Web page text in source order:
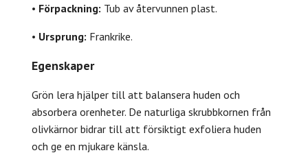
• Förpackning: Tub av återvunnen plast.
• Ursprung: Frankrike.
Egenskaper
Grön lera hjälper till att balansera huden och
absorbera orenheter. De naturliga skrubbkornen från
olivkärnor bidrar till att försiktigt exfoliera huden
och ge en mjukare känsla.